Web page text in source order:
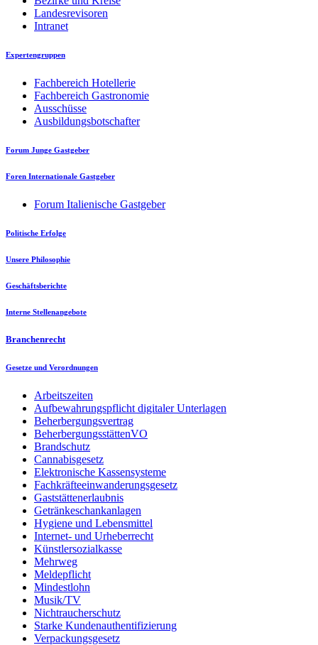
Landesrevisoren
Intranet
Expertengruppen
Fachbereich Hotellerie
Fachbereich Gastronomie
Ausschüsse
Ausbildungsbotschafter
Forum Junge Gastgeber
Foren Internationale Gastgeber
Forum Italienische Gastgeber
Politische Erfolge
Unsere Philosophie
Geschäftsberichte
Interne Stellenangebote
Branchenrecht
Gesetze und Verordnungen
Arbeitszeiten
Aufbewahrungspflicht digitaler Unterlagen
Beherbergungsvertrag
BeherbergungsstättenVO
Brandschutz
Cannabisgesetz
Elektronische Kassensysteme
Fachkräfteeinwanderungsgesetz
Gaststättenerlaubnis
Getränkeschankanlagen
Hygiene und Lebensmittel
Internet- und Urheberrecht
Künstlersozialkasse
Mehrweg
Meldepflicht
Mindestlohn
Musik/TV
Nichtraucherschutz
Starke Kundenauthentifizierung
Verpackungsgesetz